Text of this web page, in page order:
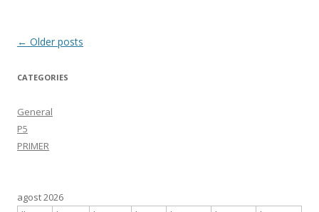
Post
← Older posts
CATEGORIES
General
P5
PRIMER
agost 2026